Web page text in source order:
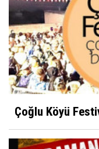
Çoğlu Köyü